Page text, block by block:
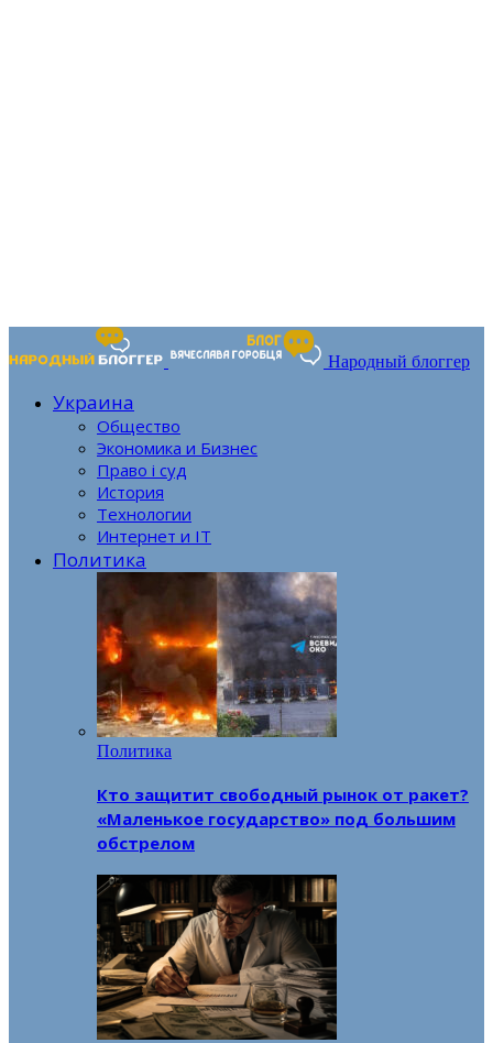
Народный блоггер
Украина
Общество
Экономика и Бизнес
Право і суд
История
Технологии
Интернет и IT
Политика
Политика
Кто защитит свободный рынок от ракет?
«Маленькое государство» под большим
обстрелом